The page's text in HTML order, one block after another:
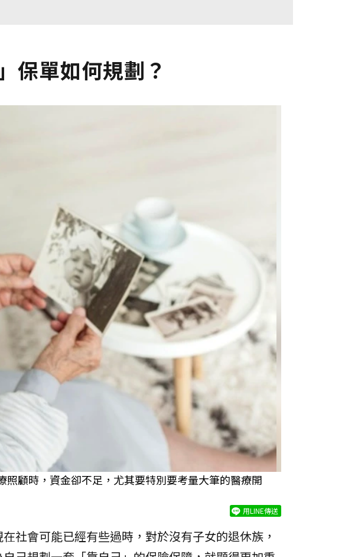
保單如何規劃？
顧時，資金卻不足，尤其要特別要考量大筆的醫療開
用LINE傳送
社會可能已經有些過時，對於沒有子女的退休族，